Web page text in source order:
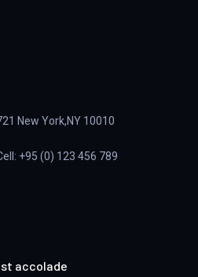
New York,NY 10010
+95 (0) 123 456 789
accolade